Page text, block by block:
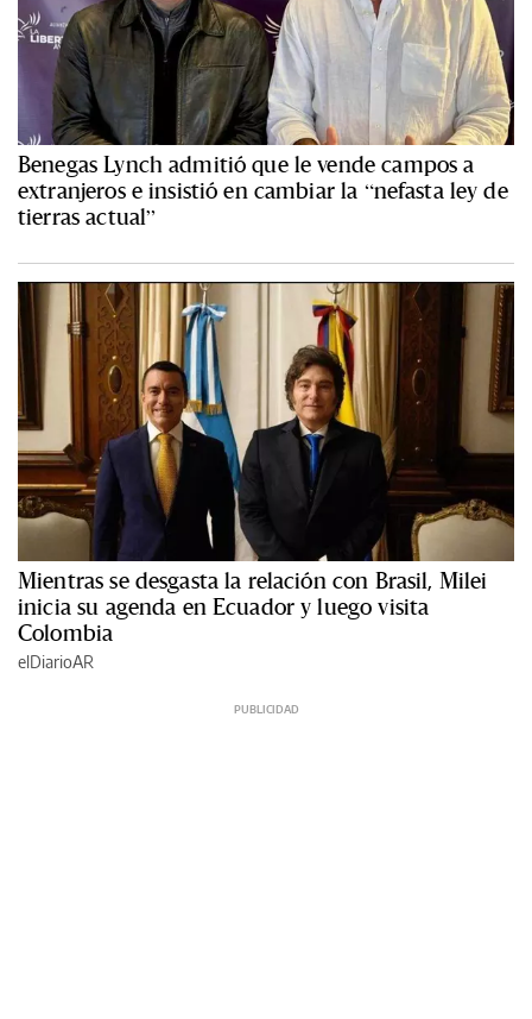
Benegas Lynch admitió que le vende campos a
extranjeros e insistió en cambiar la “nefasta ley de
tierras actual”
Mientras se desgasta la relación con Brasil, Milei
inicia su agenda en Ecuador y luego visita
Colombia
elDiarioAR